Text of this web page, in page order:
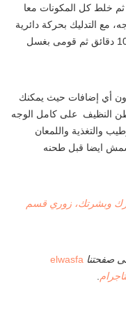
خلط كل المكونات معا
مع التدليك بحركة دائرية
لمدة 5 دقائق، وترك القناع على الوجه لمدة 10 دقائق ثم قومى بغسل
أي إضافات حيث يمكنك
النظيف على كامل الوجه
والتغذية واللمعان
ايضا قبل طحنه
وبشرتك، زوري قسم
صفحتنا elwasfa